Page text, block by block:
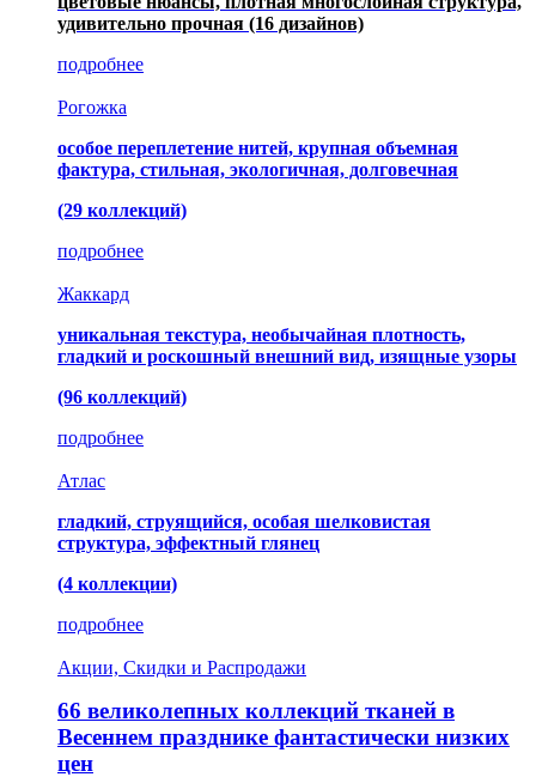
удивительно прочная (16 дизайнов)
подробнее
Рогожка
особое переплетение нитей, крупная объемная
фактура, стильная, экологичная, долговечная
(29 коллекций)
подробнее
Жаккард
уникальная текстура, необычайная плотность,
гладкий и роскошный внешний вид, изящные узоры
(96 коллекций)
подробнее
Атлас
гладкий, струящийся, особая шелковистая
структура, эффектный глянец
(4 коллекции)
подробнее
Акции, Скидки и Распродажи
66 великолепных коллекций тканей в
Весеннем празднике фантастически низких
цен